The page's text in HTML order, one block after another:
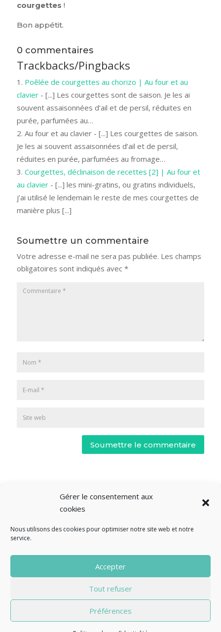
Gérer le consentement aux
cookies
Nous utilisons des cookies pour optimiser notre site web et notre
service.
Accepter
Tout refuser
Préférences
courgettes !
Bon appétit.
0 commentaires
Trackbacks/Pingbacks
Poêlée de courgettes au chorizo | Au four et au
clavier- [...] Les courgettes sont de saison. Je les ai
souvent assaisonnées d’ail et de persil, réduites en
purée, parfumées au…
Au four et au clavier - [...] Les courgettes de saison.
Je les ai souvent assaisonnées d’ail et de persil,
réduites en purée, parfumées au fromage…
Courgettes, déclinaison de recettes [2] | Au four et
au clavier- [...] les mini-gratins, ou gratins individuels,
j’ai utilisé le lendemain le reste de mes courgettes de
manière plus [...]
Soumettre un commentaire
Votre adresse e-mail ne sera pas publiée. Les champs
obligatoires sont indiqués avec *
Soumettre le commentaire
Mentions légales
Politique de confidentialité
Contact